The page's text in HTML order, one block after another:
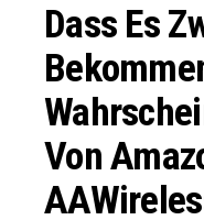
Dass Es
Von